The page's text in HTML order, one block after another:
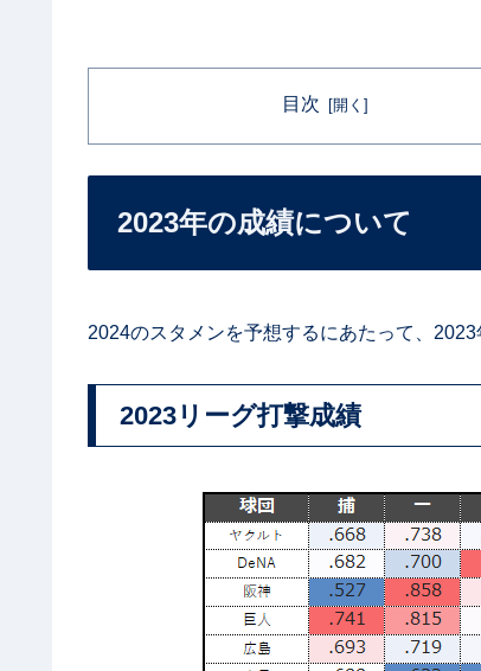
目次
2023年の成績について
2024のスタメンを予想するにあたって、
2023リーグ打撃成績